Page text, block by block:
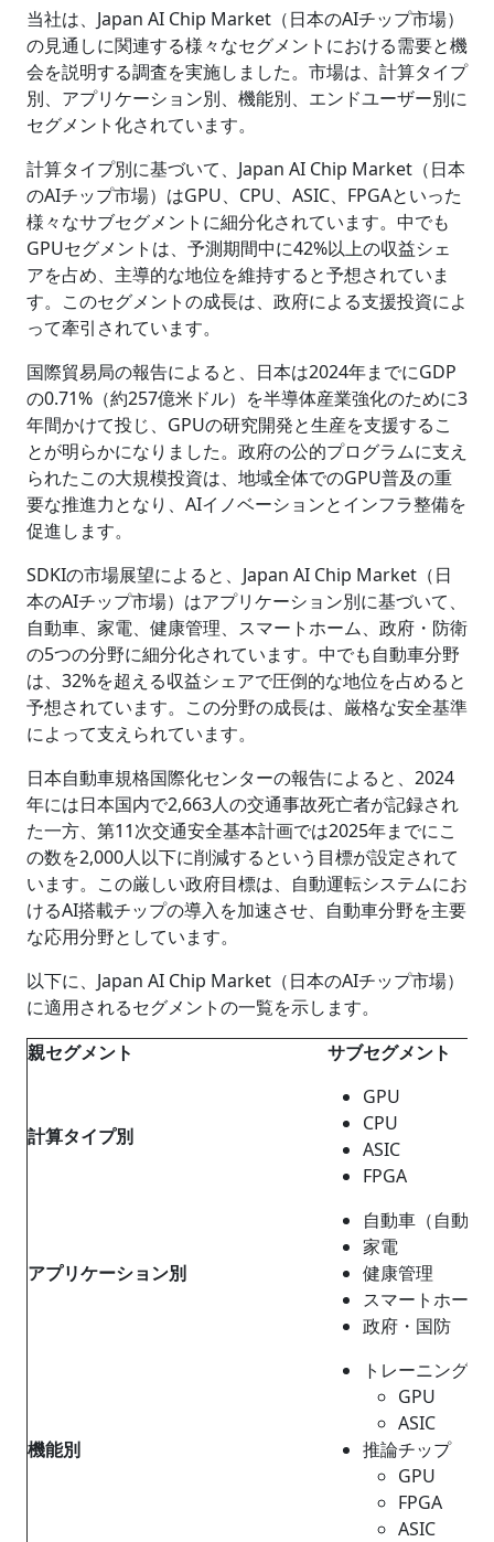
当社は、Japan AI Chip Market（日本のAIチップ市場）
の見通しに関連する様々なセグメントにおける需要と機
会を説明する調査を実施しました。市場は、計算タイプ
別、アプリケーション別、機能別、エンドユーザー別に
セグメント化されています。
計算タイプ別に基づいて、Japan AI Chip Market（日本
のAIチップ市場）はGPU、CPU、ASIC、FPGAといった
様々なサブセグメントに細分化されています。中でも
GPUセグメントは、予測期間中に42%以上の収益シェ
アを占め、主導的な地位を維持すると予想されていま
す。このセグメントの成長は、政府による支援投資によ
って牽引されています。
国際貿易局の報告によると、日本は2024年までにGDP
の0.71%（約257億米ドル）を半導体産業強化のために3
年間かけて投じ、GPUの研究開発と生産を支援するこ
とが明らかになりました。政府の公的プログラムに支え
られたこの大規模投資は、地域全体でのGPU普及の重
要な推進力となり、AIイノベーションとインフラ整備を
促進します。
SDKIの市場展望によると、Japan AI Chip Market（日
本のAIチップ市場）はアプリケーション別に基づいて、
自動車、家電、健康管理、スマートホーム、政府・防衛
の5つの分野に細分化されています。中でも自動車分野
は、32%を超える収益シェアで圧倒的な地位を占めると
予想されています。この分野の成長は、厳格な安全基準
によって支えられています。
日本自動車規格国際化センターの報告によると、2024
年には日本国内で2,663人の交通事故死亡者が記録され
た一方、第11次交通安全基本計画では2025年までにこ
の数を2,000人以下に削減するという目標が設定されて
います。この厳しい政府目標は、自動運転システムにお
けるAI搭載チップの導入を加速させ、自動車分野を主要
な応用分野としています。
以下に、Japan AI Chip Market（日本のAIチップ市場）
に適用されるセグメントの一覧を示します。
親セグメント
サブセグメント
計算タイプ別
GPU
CPU
ASIC
FPGA
アプリケーション別
自動車（自動運
家電
健康管理
スマートホーム
政府・国防
機能別
トレーニングチ
GPU
ASIC
推論チップ
GPU
FPGA
ASIC